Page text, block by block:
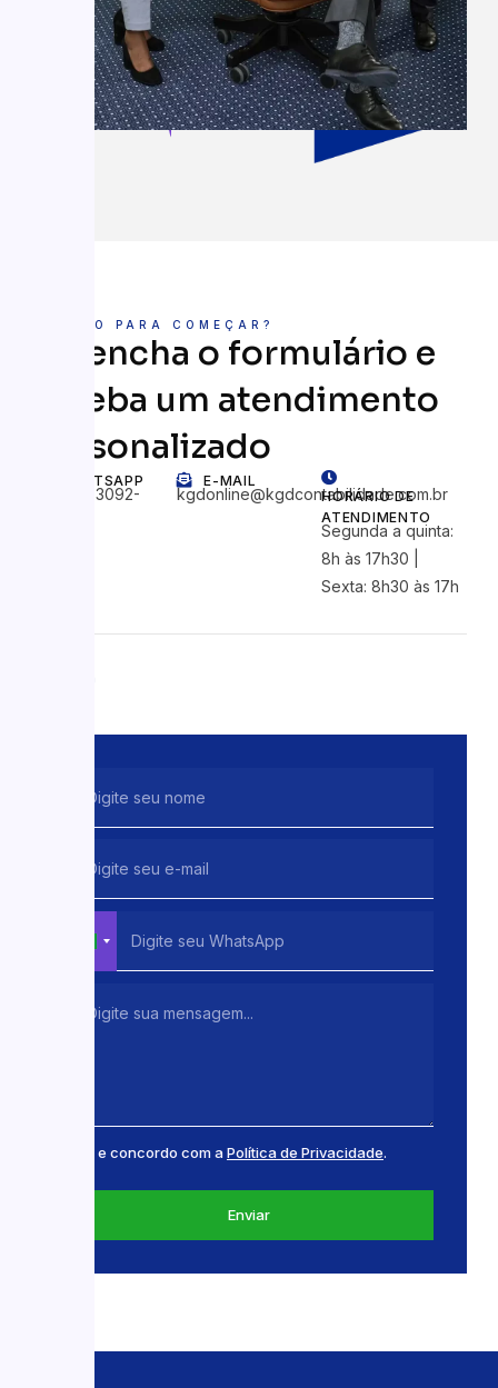
PRONTO PARA COMEÇAR?
Preencha o formulário e
receba um atendimento
personalizado
WHATSAPP
+55 (41) 3092-
E-MAIL
kgdonline@kgdcontabilidade.com.br
HORÁRIO DE
ATENDIMENTO
Segunda a quinta:
8h às 17h30 |
Sexta: 8h30 às 17h
Li e concordo com aPolítica de Privacidade.
Enviar